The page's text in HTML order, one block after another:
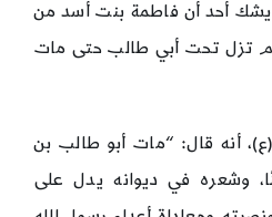
يشك أحد أن فاطمة بنت أسد من
لم تزل تحت أبي طالب حتى مات
أنه قال: “مات أبو طالب بن
وشعره في ديوانه يدل على